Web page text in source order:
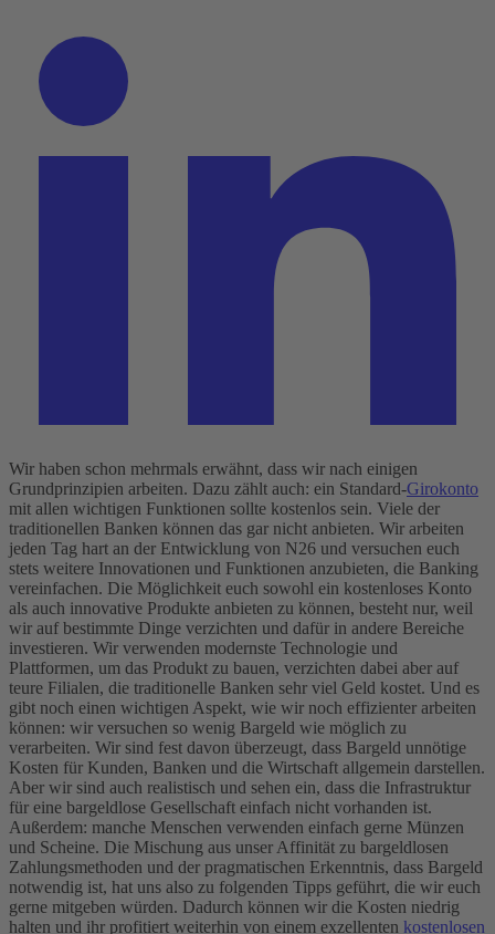
Wir haben schon mehrmals erwähnt, dass wir nach einigen
Grundprinzipien arbeiten. Dazu zählt auch: ein Standard-Girokonto
mit allen wichtigen Funktionen sollte kostenlos sein. Viele der
traditionellen Banken können das gar nicht anbieten. Wir arbeiten
jeden Tag hart an der Entwicklung von N26 und versuchen euch
stets weitere Innovationen und Funktionen anzubieten, die Banking
vereinfachen. Die Möglichkeit euch sowohl ein kostenloses Konto
als auch innovative Produkte anbieten zu können, besteht nur, weil
wir auf bestimmte Dinge verzichten und dafür in andere Bereiche
investieren. Wir verwenden modernste Technologie und
Plattformen, um das Produkt zu bauen, verzichten dabei aber auf
teure Filialen, die traditionelle Banken sehr viel Geld kostet. Und es
gibt noch einen wichtigen Aspekt, wie wir noch effizienter arbeiten
können: wir versuchen so wenig Bargeld wie möglich zu
verarbeiten. Wir sind fest davon überzeugt, dass Bargeld unnötige
Kosten für Kunden, Banken und die Wirtschaft allgemein darstellen.
Aber wir sind auch realistisch und sehen ein, dass die Infrastruktur
für eine bargeldlose Gesellschaft einfach nicht vorhanden ist.
Außerdem: manche Menschen verwenden einfach gerne Münzen
und Scheine. Die Mischung aus unser Affinität zu bargeldlosen
Zahlungsmethoden und der pragmatischen Erkenntnis, dass Bargeld
notwendig ist, hat uns also zu folgenden Tipps geführt, die wir euch
gerne mitgeben würden. Dadurch können wir die Kosten niedrig
halten und ihr profitiert weiterhin von einem exzellenten kostenlosen